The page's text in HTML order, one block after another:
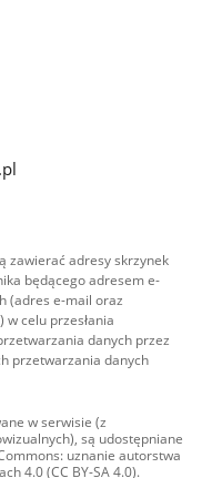
zawierać adresy skrzynek
będącego adresem e-
(adres e-mail oraz
celu przesłania
danych przez
przetwarzania danych
w serwisie (z
są udostępniane
uznanie autorstwa
4.0 (CC BY-SA 4.0).